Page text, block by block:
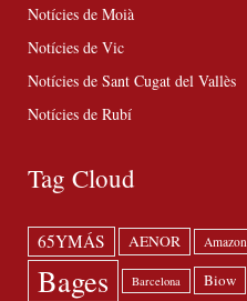
Notícies de Moià
Notícies de Vic
Notícies de Sant Cugat del Vallès
Notícies de Rubí
Tag Cloud
65YMÁS AENOR Amazon
Bages Barcelona Biow